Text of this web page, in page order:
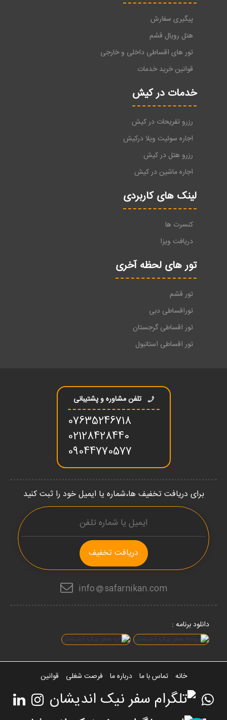
پیگیری سفارش
هتل رویال قشم
تور های اقساطی داخلی و خارجی
قوانین خرید خدمات
خدمات در کیش
رزرو تفریحات در کیش
اجاره سوئیت ویلا درکیش
رزرو هتل در کیش
اجاره ماشین در کیش
لینک های کاربردی
کنسرت ها
دریافت ویزا
تور های لحظه آخری
تور قشم
توراقساطی دبی
تور اقساطی گرجستان
تور اقساطی استانبول
تلفن مشاوره و پشتیبانی
07635246718
02128428440
09044770577
برای دریافت تخفیف ها،شماره یا ایمیل خود را ثبت کنید
دریافت تخفیف
info safarnikan.com
دانلود برنامه :
خانه تماس با ما درباره ما فرصت شغلی قوانین